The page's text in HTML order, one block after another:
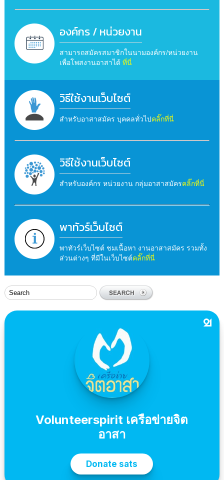
องค์กร / หน่วยงาน
สามารถสมัครสมาชิกในนามองค์กร/หน่วยงาน
เพื่อโพสงานอาสาได้ ที่นี่
วิธีใช้งานเว็บไซต์
สำหรับอาสาสมัคร บุคคลทั่วไปคลิ๊กที่นี่
วิธีใช้งานเว็บไซต์
สำหรับองค์กร หน่วยงาน กลุ่มอาสาสมัครคลิ๊กที่นี่
พาทัวร์เว็บไซต์
พาทัวร์เว็บไซต์ ชมเนื้อหา งานอาสาสมัคร รวมทั้ง
ส่วนต่างๆ ที่มีในเว็บไซต์คลิ๊กที่นี่